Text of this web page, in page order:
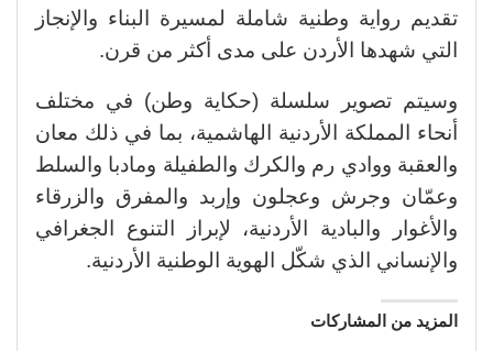
تقديم رواية وطنية شاملة لمسيرة البناء والإنجاز
التي شهدها الأردن على مدى أكثر من قرن.
وسيتم تصوير سلسلة (حكاية وطن) في مختلف
أنحاء المملكة الأردنية الهاشمية، بما في ذلك معان
والعقبة ووادي رم والكرك والطفيلة ومادبا والسلط
وعمّان وجرش وعجلون وإربد والمفرق والزرقاء
والأغوار والبادية الأردنية، لإبراز التنوع الجغرافي
والإنساني الذي شكّل الهوية الوطنية الأردنية.
المزيد من المشاركات